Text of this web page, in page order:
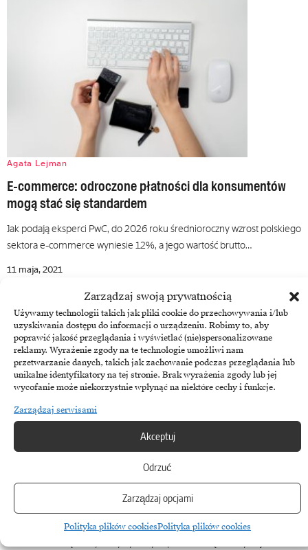
Zarządzaj swoją prywatnością
Używamy technologii takich jak pliki cookie do przechowywania i/lub
uzyskiwania dostępu do informacji o urządzeniu. Robimy to, aby
poprawić jakość przeglądania i wyświetlać (nie)spersonalizowane
reklamy. Wyrażenie zgody na te technologie umożliwi nam
przetwarzanie danych, takich jak zachowanie podczas przeglądania lub
unikalne identyfikatory na tej stronie. Brak wyrażenia zgody lub jej
wycofanie może niekorzystnie wpłynąć na niektóre cechy i funkcje.
Zarządzaj serwisami
Akceptuj
Odrzuć
Zarządzaj opcjami
Polityka plików cookiesPolityka plików cookies
Agata Lejman
E-commerce: odroczone płatności dla konsumentów
mogą stać się standardem
Jak podają eksperci PwC, do 2026 roku średnioroczny wzrost polskiego
sektora e-commerce wyniesie 12%, a jego wartość brutto…
11 maja, 2021
Strategie digital a rozwój narzędzi finansowych
BIG DATA, zaawansowana analityka, uczenie maszynowe – to tylko